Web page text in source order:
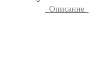
Описание